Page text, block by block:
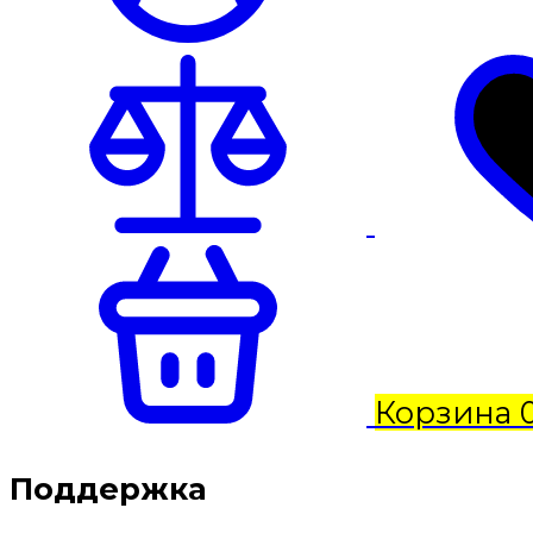
Корзина
Поддержка